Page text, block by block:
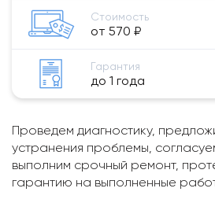
Стоимость
от 570 ₽
Гарантия
до 1 года
Проведем диагностику,
устранения проблемы,
выполним срочный ремонт,
гарантию на выполненные